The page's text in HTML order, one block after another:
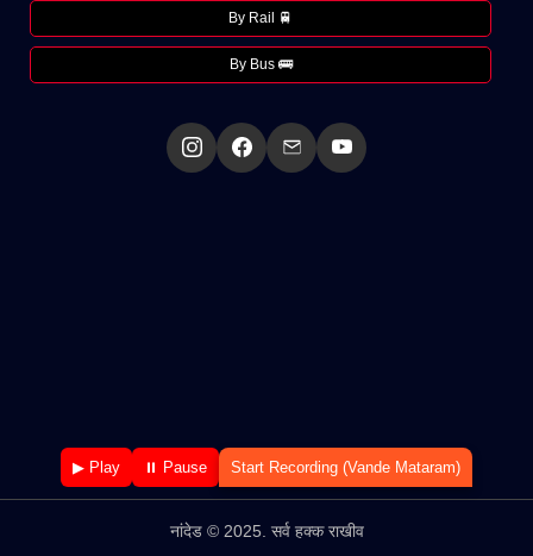
By Rail 🚆
By Bus 🚌
▶ Play ⏸ Pause Start Recording (Vande Mataram)
नांदेड © 2025. सर्व हक्क राखीव